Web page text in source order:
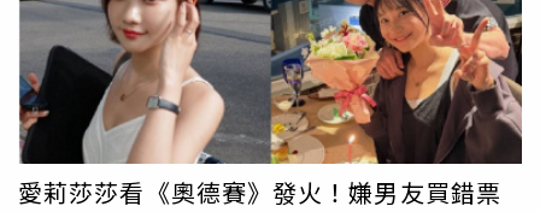
價跌幅達28.15%，且6個營業日起迄兩個營業日收盤價價差
達191元。●南電（8046） 5分鐘撮合處置期間自8月3日
至8月18日，共12個交易日。最近6個營業日累積收盤價跌
幅達26.89%，且6個營業日起迄兩個營業日收盤價價差達
190元；另外，最近6個營業日當沖成交量占總成交量
70.69%，7月30日當日沖成交量占比79.40%。●光頡
（3624） 20分鐘撮合最近6個營業日累積最後成交價跌幅
愛莉莎莎看《奧德賽》發火！嫌男友買錯票